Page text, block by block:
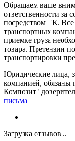
Обращаем ваше
ответственности за
посредством ТК.
транспортных
приемке груза
товара. Претензии
транспортировки
Юридические лица,
компанией, обязаны
Композит"
письма
Загрузка отзывов...